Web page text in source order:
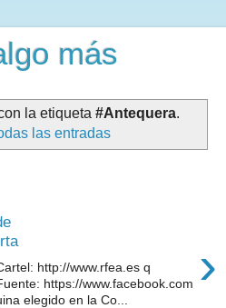
más
la etiqueta #Antequera.
las entradas
›
http://www.rfea.es q
https://www.facebook.com
elegido en la Co...